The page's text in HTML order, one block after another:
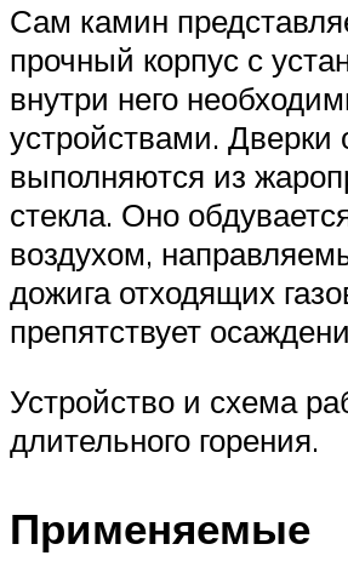
Сам камин
прочный корпус с
внутри него
устройствами. Дверки
выполняются из
стекла. Оно
воздухом,
дожига отходящих
препятствует
Устройство и схема
длительного горения.
Применяемые